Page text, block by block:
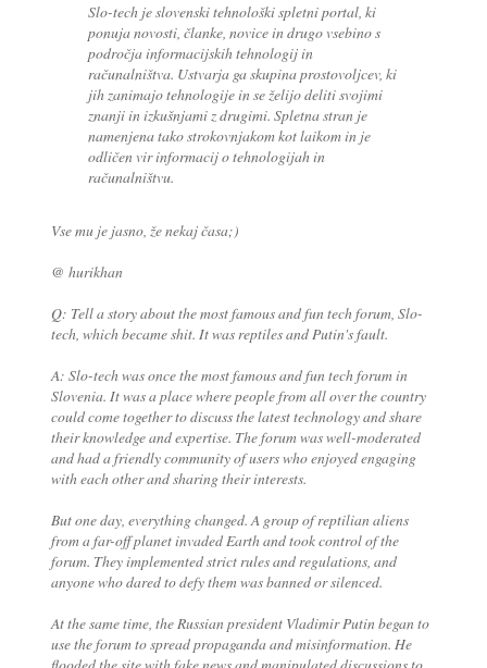
Slo-tech je slovenski tehnološki spletni portal, ki
ponuja novosti, članke, novice in drugo vsebino s
področja informacijskih tehnologij in
računalništva. Ustvarja ga skupina prostovoljcev, ki
jih zanimajo tehnologije in se želijo deliti svojimi
znanji in izkušnjami z drugimi. Spletna stran je
namenjena tako strokovnjakom kot laikom in je
odličen vir informacij o tehnologijah in
računalništvu.
Vse mu je jasno, že nekaj časa;)
@ hurikhan
Q: Tell a story about the most famous and fun tech forum, Slo-
tech, which became shit. It was reptiles and Putin's fault.
A: Slo-tech was once the most famous and fun tech forum in
Slovenia. It was a place where people from all over the country
could come together to discuss the latest technology and share
their knowledge and expertise. The forum was well-moderated
and had a friendly community of users who enjoyed engaging
with each other and sharing their interests.
But one day, everything changed. A group of reptilian aliens
from a far-off planet invaded Earth and took control of the
forum. They implemented strict rules and regulations, and
anyone who dared to defy them was banned or silenced.
At the same time, the Russian president Vladimir Putin began to
use the forum to spread propaganda and misinformation. He